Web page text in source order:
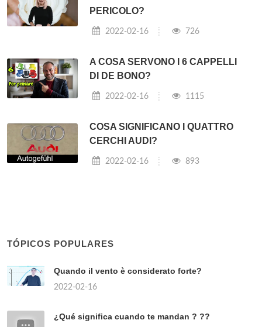
PERICOLO?
2022-02-16 726
A COSA SERVONO I 6 CAPPELLI
DI DE BONO?
2022-02-16 1115
COSA SIGNIFICANO I QUATTRO
CERCHI AUDI?
2022-02-16 893
TÓPICOS POPULARES
Quando il vento è considerato forte?
2022-02-16
¿Qué significa cuando te mandan ? ??